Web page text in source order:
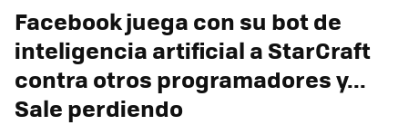
Facebook juega con su bot de
inteligencia artificial a StarCraft
contra otros programadores y...
Sale perdiendo